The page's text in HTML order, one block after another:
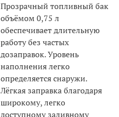
Прозрачный топливный бак
объёмом 0,75 л
обеспечивает длительную
работу без частых
дозаправок. Уровень
наполнения легко
определяется снаружи.
Лёгкая заправка благодаря
широкому, легко
доступному заливному